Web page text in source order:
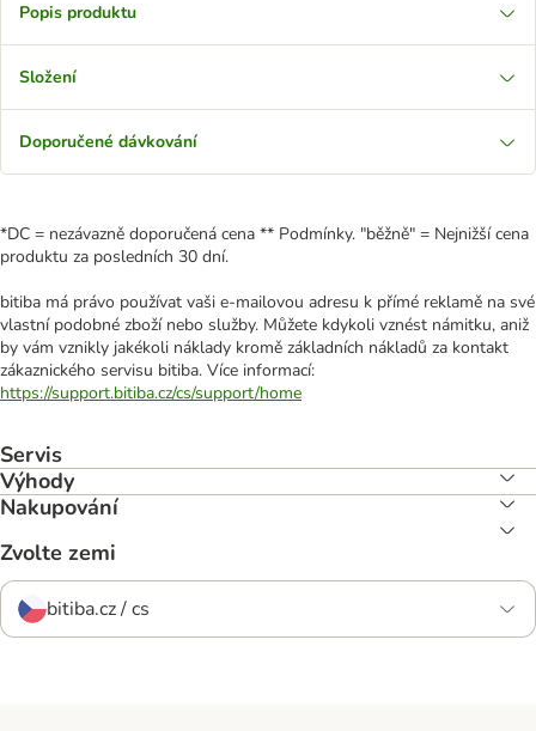
Popis produktu
Složení
Doporučené dávkování
*DC = nezávazně doporučená cena ** Podmínky. "běžně" = Nejnižší cena
produktu za posledních 30 dní.
bitiba má právo používat vaši e-mailovou adresu k přímé reklamě na své
vlastní podobné zboží nebo služby. Můžete kdykoli vznést námitku, aniž
by vám vznikly jakékoli náklady kromě základních nákladů za kontakt
zákaznického servisu bitiba. Více informací:
https://support.bitiba.cz/cs/support/home
Servis
Výhody
Nakupování
Zvolte zemi
bitiba.cz / cs